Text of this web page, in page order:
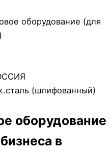
оборудование (для
(шлифованный)
оборудование
в